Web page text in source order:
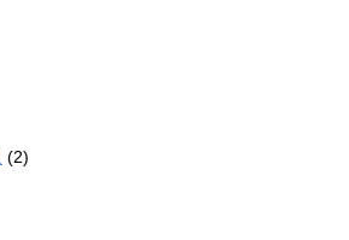
(2)